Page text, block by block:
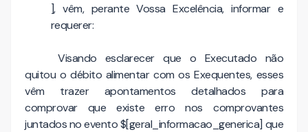
], vêm, perante Vossa Excelência, informar e
requerer:
Visando esclarecer que o Executado não
quitou o débito alimentar com os Exequentes, esses
vêm trazer apontamentos detalhados para
comprovar que existe erro nos comprovantes
juntados no evento $[geral_informacao_generica] que